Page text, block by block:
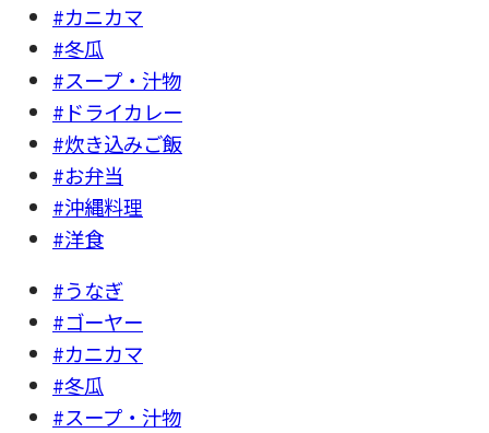
#カニカマ
#冬瓜
#スープ・汁物
#ドライカレー
#炊き込みご飯
#お弁当
#沖縄料理
#洋食
#うなぎ
#ゴーヤー
#カニカマ
#冬瓜
#スープ・汁物